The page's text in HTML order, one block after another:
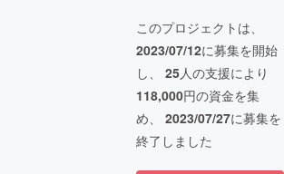
このプロジェクトは、
2023/07/12に募集を開始
し、 25人の支援により
118,000円の資金を集
め、 2023/07/27に募集を
終了しました